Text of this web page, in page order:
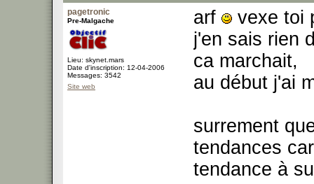
pagetronic
Pre-Malgache
Lieu: skynet.mars
Date d'inscription: 12-04-2006
Messages: 3542
Site web
arf
vexe toi
j'en sais rien
ca marchait,
au début j'ai
surrement
tendances
tendance à